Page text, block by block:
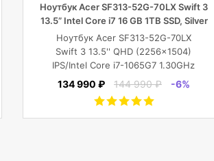
Ноутбук Acer SF313-52G-70LX Swift 3
13.5” Intel Core i7 16 GB 1TB SSD, Silver
Ноутбук Acer SF313-52G-70LX
Swift 3 13.5'' QHD (2256x1504)
IPS/Intel Core i7-1065G7 1.30GHz
Quad/16 GB+1TB SSD/GF MX350 2
MP/Fingerprint/4cell/1,19
кг/W10Pro/3Y/SILVER
134 990 ₽ 144 990 ₽ -6%